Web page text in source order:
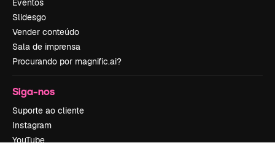
Eventos
Slidesgo
Vender conteúdo
Sala de imprensa
Procurando por magnific.ai?
Siga-nos
Suporte ao cliente
Instagram
YouTube